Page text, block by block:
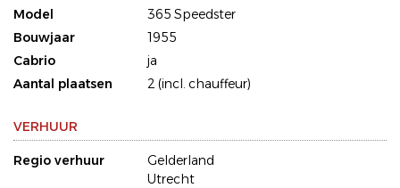
Model
365 Speedster
Bouwjaar
1955
Cabrio
ja
Aantal plaatsen
2 (incl. chauffeur)
VERHUUR
Regio verhuur
Gelderland
Utrecht